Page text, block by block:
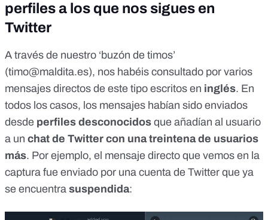
perfiles a los que nos sigues en
Twitter
A través de nuestro ‘buzón de timos’
(timo@maldita.es), nos habéis consultado por varios
mensajes directos de este tipo escritos en inglés. En
todos los casos, los mensajes habían sido enviados
desde perfiles desconocidos que añadían al usuario
a un chat de Twitter con una treintena de usuarios
más. Por ejemplo, el mensaje directo que vemos en la
captura fue enviado por una cuenta de Twitter que ya
se encuentra suspendida: